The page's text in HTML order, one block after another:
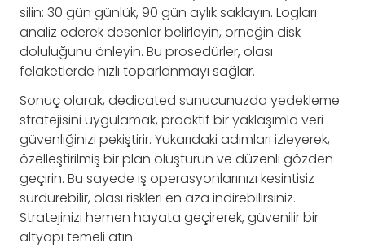
silin: 30 gün günlük, 90 gün aylık saklayın. Logları
analiz ederek desenler belirleyin, örneğin disk
doluluğunu önleyin. Bu prosedürler, olası
felaketlerde hızlı toparlanmayı sağlar.
Sonuç olarak, dedicated sunucunuzda yedekleme
stratejisini uygulamak, proaktif bir yaklaşımla veri
güvenliğinizi pekiştirir. Yukarıdaki adımları izleyerek,
özelleştirilmiş bir plan oluşturun ve düzenli gözden
geçirin. Bu sayede iş operasyonlarınızı kesintisiz
sürdürebilir, olası riskleri en aza indirebilirsiniz.
Stratejinizi hemen hayata geçirerek, güvenilir bir
altyapı temeli atın.